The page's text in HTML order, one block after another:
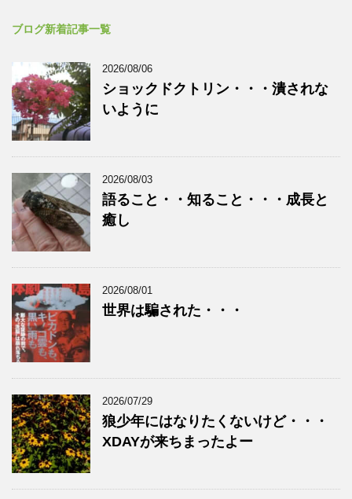
ブログ新着記事一覧
2026/08/06
ショックドクトリン・・・潰されな
いように
2026/08/03
語ること・・知ること・・・成長と
癒し
2026/08/01
世界は騙された・・・
2026/07/29
狼少年にはなりたくないけど・・・
XDAYが来ちまったよー